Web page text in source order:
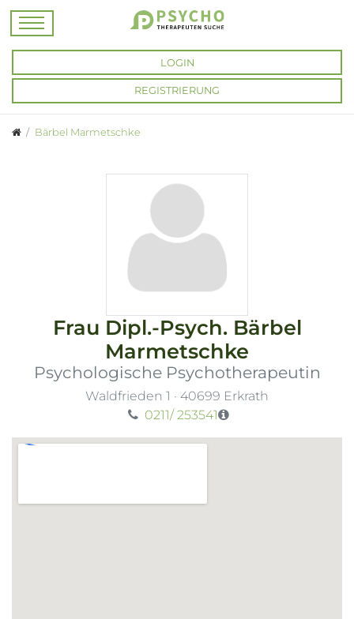
LOGIN
REGISTRIERUNG
Bärbel Marmetschke
Frau Dipl.-Psych. Bärbel
Marmetschke
Psychologische Psychotherapeutin
Waldfrieden 1 · 40699 Erkrath
0211/ 253541